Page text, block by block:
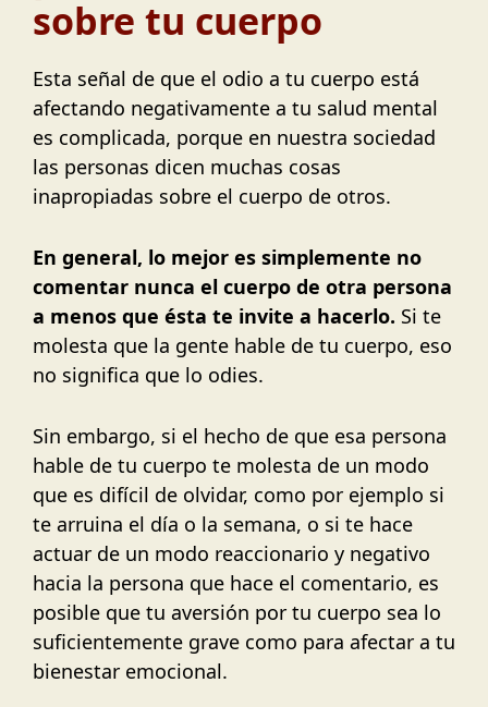
sobre tu cuerpo
Esta señal de que el odio a tu cuerpo está
afectando negativamente a tu salud mental
es complicada, porque en nuestra sociedad
las personas dicen muchas cosas
inapropiadas sobre el cuerpo de otros.
En general, lo mejor es simplemente no
comentar nunca el cuerpo de otra persona
a menos que ésta te invite a hacerlo. Si te
molesta que la gente hable de tu cuerpo, eso
no significa que lo odies.
Sin embargo, si el hecho de que esa persona
hable de tu cuerpo te molesta de un modo
que es difícil de olvidar, como por ejemplo si
te arruina el día o la semana, o si te hace
actuar de un modo reaccionario y negativo
hacia la persona que hace el comentario, es
posible que tu aversión por tu cuerpo sea lo
suficientemente grave como para afectar a tu
bienestar emocional.